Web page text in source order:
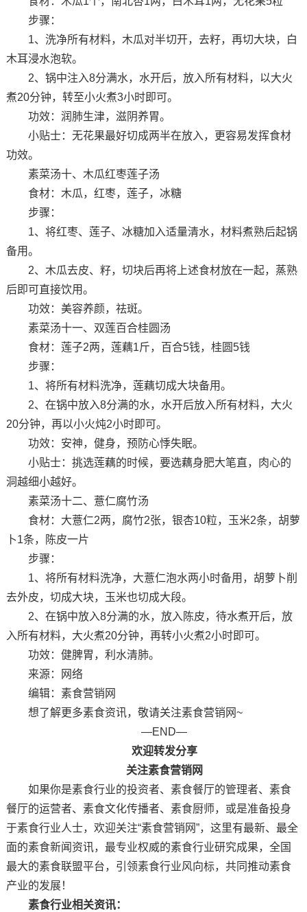
步骤：
1、洗净所有材料，木瓜对半切开，去籽，再切大块，白
木耳浸水泡软。
2、锅中注入8分满水，水开后，放入所有材料，以大火
煮20分钟，转至小火煮3小时即可。
功效：润肺生津，滋阴养胃。
小贴士：无花果最好切成两半在放入，更容易发挥食材
功效。
素菜汤十、木瓜红枣莲子汤
食材：木瓜，红枣，莲子，冰糖
步骤：
1、将红枣、莲子、冰糖加入适量清水，材料煮熟后起锅
备用。
2、木瓜去皮、籽，切块后再将上述食材放在一起，蒸熟
后即可直接饮用。
功效：美容养颜，祛斑。
素菜汤十一、双莲百合桂圆汤
食材：莲子2两，莲藕1斤，百合5钱，桂圆5钱
步骤：
1、将所有材料洗净，莲藕切成大块备用。
2、在锅中放入8分满的水，水开后放入所有材料，大火
20分钟，再以小火炖2小时即可。
功效：安神，健身，预防心悸失眠。
小贴士：挑选莲藕的时候，要选藕身肥大笔直，肉心的
洞越细小越好。
素菜汤十二、薏仁腐竹汤
食材：大薏仁2两，腐竹2张，银杏10粒，玉米2条，胡萝
卜1条，陈皮一片
步骤：
1、将所有材料洗净，大薏仁泡水两小时备用，胡萝卜削
去外皮，切成大块，玉米也切成大段。
2、在锅中放入8分满的水，放入陈皮，待水煮开后，放
入所有材料，大火煮20分钟，再转小火煮2小时即可。
功效：健脾胃，利水清肺。
来源：网络
编辑：素食营销网
想了解更多素食资讯，敬请关注素食营销网~
—END—
欢迎转发分享
关注素食营销网
如果你是素食行业的投资者、素食餐厅的管理者、素食
餐厅的运营者、素食文化传播者、素食厨师，或是准备投身
于素食行业人士，欢迎关注“素食营销网”，这里有最新、最全
面的素食新闻资讯，最专业权威的素食行业研究成果，全国
最大的素食联盟平台，引领素食行业风向标，共同推动素食
产业的发展！
素食行业相关资讯：